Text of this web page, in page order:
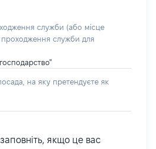
служби (або місце
служби для
на яку претендуєте як
якщо це вас